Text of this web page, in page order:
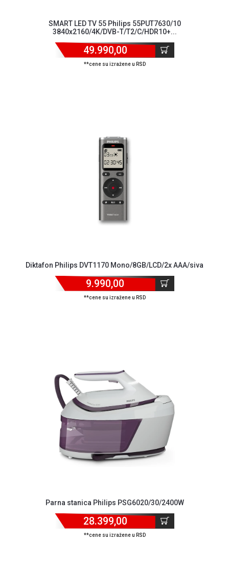
SMART LED TV 55 Philips 55PUT7630/10
3840x2160/4K/DVB-T/T2/C/HDR10+...
49.990,00
**cene su izražene u RSD
Diktafon Philips DVT1170 Mono/8GB/LCD/2x AAA/siva
9.990,00
**cene su izražene u RSD
Parna stanica Philips PSG6020/30/2400W
28.399,00
**cene su izražene u RSD